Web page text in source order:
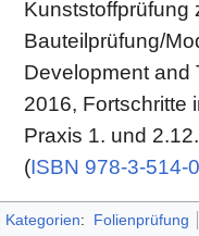
Kunststoffprüfung
Bauteilprüfung/
Development and
2016, Fortschritte
Praxis 1. und
(ISBN 978-3-514-
Kategorien: Folienprüfung